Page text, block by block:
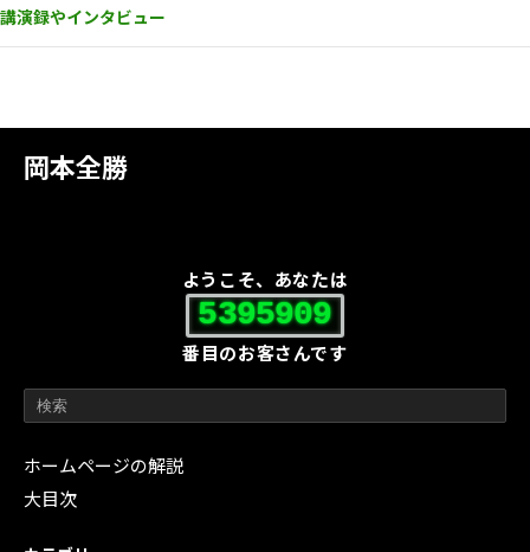
岡本全勝
ようこそ、あなたは
5395909
番目のお客さんです
ホームページの解説
大目次
講演録やインタビュー